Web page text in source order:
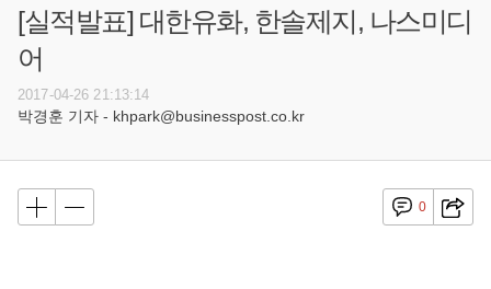
[실적발표] 대한유화, 한솔제지, 나스미디
어
2017-04-26 21:13:14
박경훈 기자 - khpark@businesspost.co.kr
0